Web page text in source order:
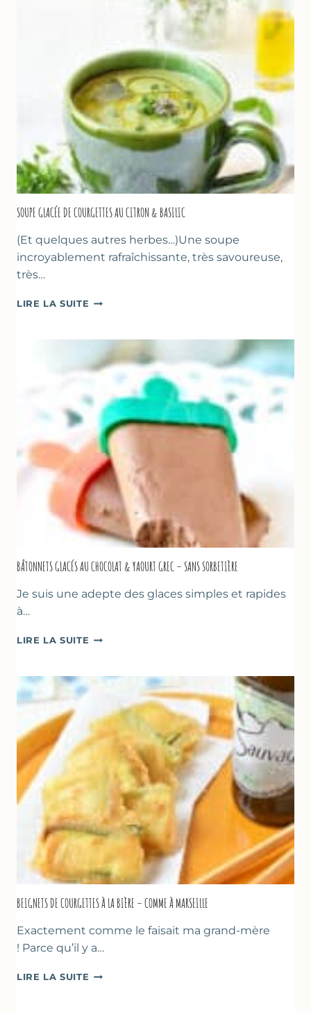
D’ORANGER
SOUPE GLACÉE DE COURGETTES AU CITRON & BASILIC
(Et quelques autres herbes…)Une soupe
incroyablement rafraîchissante, très savoureuse,
très…
LIRE LA SUITE SOUPE
COURGETTES
AU
CITRON
BASILIC
BÂTONNETS GLACÉS AU CHOCOLAT & YAOURT GREC – SANS SORBETIÈRE
Je suis une adepte des glaces simples et rapides
à…
LIRE LA SUITE BÂTONNETS
CHOCOLAT
YAOURT
GREC
–
SANS
SORBETIÈRE
BEIGNETS DE COURGETTES À LA BIÈRE – COMME À MARSEILLE
Exactement comme le faisait ma grand-mère
! Parce qu’il y a…
LIRE LA SUITE BEIGNETS